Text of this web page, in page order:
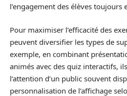
l’engagement des élèves toujours
Pour maximiser l’efficacité des
peuvent diversifier les types de
exemple, en combinant
animés avec des quiz interactifs,
l’attention d’un public souvent
personnalisation de l’affichage